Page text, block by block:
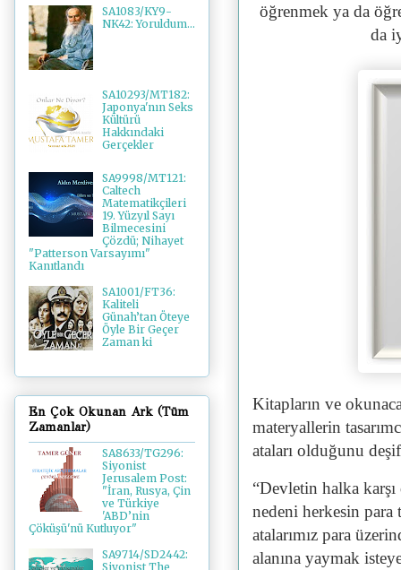
öğrenmek ya da
da
Kitapların ve
materyallerin
ataları olduğunu
“Devletin halka
nedeni herkesin para
atalarımız para
alanına yaymak
SA1083/KY9-
NK42: Yoruldum...
SA10293/MT182:
Japonya'nın Seks
Kültürü
Hakkındaki
Gerçekler
SA9998/MT121:
Caltech
Matematikçileri
19. Yüzyıl Sayı
Bilmecesini
Çözdü; Nihayet
"Patterson Varsayımı"
Kanıtlandı
SA1001/FT36:
Kaliteli
Günah’tan Öteye
Öyle Bir Geçer
Zaman ki
En Çok Okunan Ark (Tüm
Zamanlar)
SA8633/TG296:
Siyonist
Jerusalem Post:
"İran, Rusya, Çin
ve Türkiye
'ABD’nin
Çöküşü'nü Kutluyor"
SA9714/SD2442:
Siyonist The